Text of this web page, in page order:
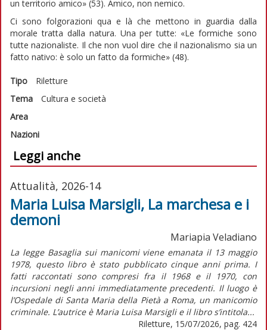
un territorio amico» (53). Amico, non nemico.
Ci sono folgorazioni qua e là che mettono in guardia dalla
morale tratta dalla natura. Una per tutte: «Le formiche sono
tutte nazionaliste. Il che non vuol dire che il nazionalismo sia un
fatto nativo: è solo un fatto da formiche» (48).
Tipo
Riletture
Tema
Cultura e società
Area
Nazioni
Leggi anche
Attualità, 2026-14
Maria Luisa Marsigli, La marchesa e i
demoni
Mariapia Veladiano
La legge Basaglia sui manicomi viene emanata il 13 maggio
1978, questo libro è stato pubblicato cinque anni prima. I
fatti raccontati sono compresi fra il 1968 e il 1970, con
incursioni negli anni immediatamente precedenti. Il luogo è
l’Ospedale di Santa Maria della Pietà a Roma, un manicomio
criminale. L’autrice è Maria Luisa Marsigli e il libro s’intitola...
Riletture, 15/07/2026, pag. 424